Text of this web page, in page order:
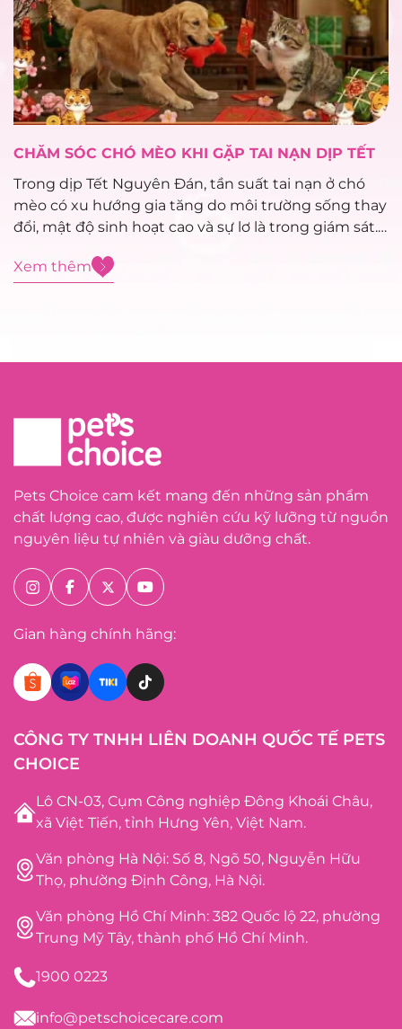
CHĂM SÓC CHÓ MÈO KHI GẶP TAI NẠN DỊP TẾT
Trong dịp Tết Nguyên Đán, tần suất tai nạn ở chó
mèo có xu hướng gia tăng do môi trường sống thay
đổi, mật độ sinh hoạt cao và sự lơ là trong giám sát.
đóng vai trò...
Xem thêm
Pets Choice cam kết mang đến những sản phẩm
chất lượng cao, được nghiên cứu kỹ lưỡng từ nguồn
nguyên liệu tự nhiên và giàu dưỡng chất.
Gian hàng chính hãng:
CÔNG TY TNHH LIÊN DOANH QUỐC TẾ PETS
CHOICE
Lô CN-03, Cụm Công nghiệp Đông Khoái Châu,
xã Việt Tiến, tỉnh Hưng Yên, Việt Nam.
Văn phòng Hà Nội: Số 8, Ngõ 50, Nguyễn Hữu
Thọ, phường Định Công, Hà Nội.
Văn phòng Hồ Chí Minh: 382 Quốc lộ 22, phường
Trung Mỹ Tây, thành phố Hồ Chí Minh.
1900 0223
info@petschoicecare.com